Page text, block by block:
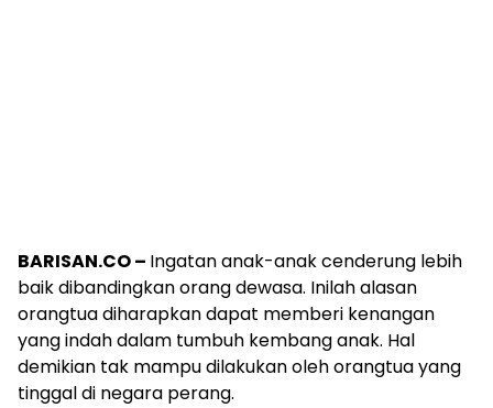
BARISAN.CO – Ingatan anak-anak cenderung lebih
baik dibandingkan orang dewasa. Inilah alasan
orangtua diharapkan dapat memberi kenangan
yang indah dalam tumbuh kembang anak. Hal
demikian tak mampu dilakukan oleh orangtua yang
tinggal di negara perang.